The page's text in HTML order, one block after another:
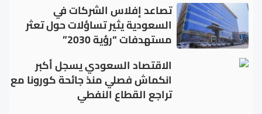
تصاعد إفلاس الشركات في
السعودية يثير تساؤلات حول تعثر
مستهدفات “رؤية 2030”
الاقتصاد السعودي يسجل أكبر
انكماش فصلي منذ جائحة كورونا مع
تراجع القطاع النفطي